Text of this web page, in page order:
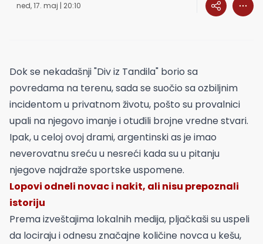
ned, 17. maj | 20:10
Dok se nekadašnji "Div iz Tandila" borio sa
povredama na terenu, sada se suočio sa ozbiljnim
incidentom u privatnom životu, pošto su provalnici
upali na njegovo imanje i otuđili brojne vredne stvari.
Ipak, u celoj ovoj drami, argentinski as je imao
neverovatnu sreću u nesreći kada su u pitanju
njegove najdraže sportske uspomene.
Lopovi odneli novac i nakit, ali nisu prepoznali
istoriju
Prema izveštajima lokalnih medija, pljačkaši su uspeli
da lociraju i odnesu značajne količine novca u kešu,